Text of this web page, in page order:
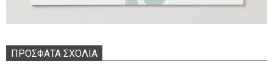
ΠΡΌΣΦΑΤΑ ΣΧΌΛΙΑ